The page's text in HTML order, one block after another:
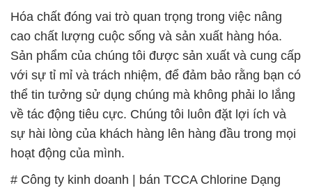
Hóa chất đóng vai trò quan trọng trong việc nâng
cao chất lượng cuộc sống và sản xuất hàng hóa.
Sản phẩm của chúng tôi được sản xuất và cung cấp
với sự tỉ mỉ và trách nhiệm, để đảm bảo rằng bạn có
thể tin tưởng sử dụng chúng mà không phải lo lắng
về tác động tiêu cực. Chúng tôi luôn đặt lợi ích và
sự hài lòng của khách hàng lên hàng đầu trong mọi
hoạt động của mình.
# Công ty kinh doanh | bán TCCA Chlorine Dạng